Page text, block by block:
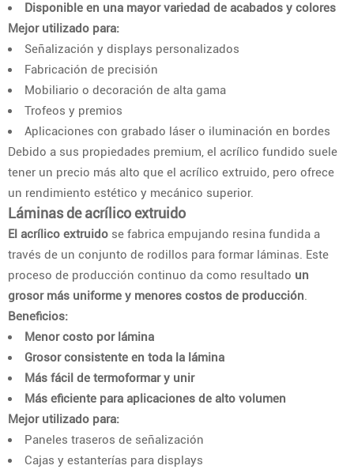
Disponible en una mayor variedad de acabados y colores
Mejor utilizado para:
Señalización y displays personalizados
Fabricación de precisión
Mobiliario o decoración de alta gama
Trofeos y premios
Aplicaciones con grabado láser o iluminación en bordes
Debido a sus propiedades premium, el acrílico fundido suele
tener un precio más alto que el acrílico extruido, pero ofrece
un rendimiento estético y mecánico superior.
Láminas de acrílico extruido
El acrílico extruido se fabrica empujando resina fundida a
través de un conjunto de rodillos para formar láminas. Este
proceso de producción continuo da como resultado un
grosor más uniforme y menores costos de producción.
Beneficios:
Menor costo por lámina
Grosor consistente en toda la lámina
Más fácil de termoformar y unir
Más eficiente para aplicaciones de alto volumen
Mejor utilizado para:
Paneles traseros de señalización
Cajas y estanterías para displays